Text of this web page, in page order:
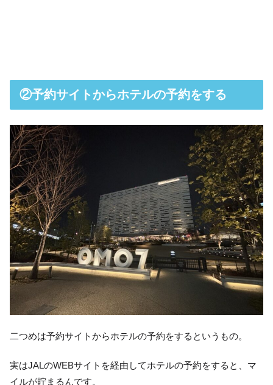
②予約サイトからホテルの予約をする
二つめは予約サイトからホテルの予約をするというもの。
実はJALのWEBサイトを経由してホテルの予約をすると、マ
イルが貯まるんです。